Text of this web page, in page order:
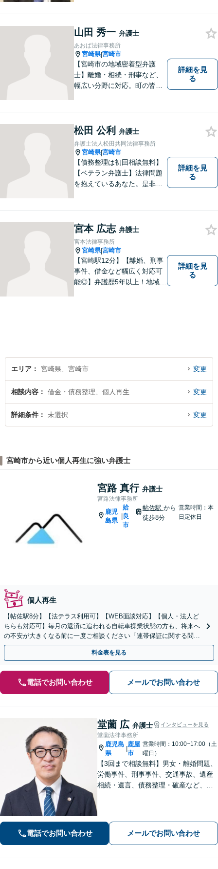
山田 秀一 弁護士
あおば法律事務所
宮崎県|宮崎市
【宮崎市の地域密着型弁護
士】離婚・相続・刑事など、
幅広い分野に対応。町の皆様
ださい。きっと道が開けま
す。
詳細を見
る
松田 公利 弁護士
弁護士法人松田共同法律事務所
宮崎県|宮崎市
【債務整理は初回相談無料】
【ベテラン弁護士】法律問題
を抱えているあなた。是非一
詳細を見
る
宮本 広志 弁護士
宮本法律事務所
宮崎県|宮崎市
【宮崎駅12分】【離婚、刑事
事件、借金など幅広く対応可
能◎】弁護歴5年以上！地域に
詳細を見
る
エリア 宮崎県、宮崎市 変更
相談内容 借金・債務整理、個人再生 変更
詳細条件 未選択 変更
宮崎市から近い個人再生に強い弁護士
宮路 真行 弁護士
宮路法律事務所
鹿児
島県
姶
良
市
帖佐駅 から
徒歩8分
営業時間：本
日定休日
個人再生
【帖佐駅8分】【法テラス利用可】【WEB面談対応】【個人・法人ど
ちらも対応可】毎月の返済に追われる自転車操業状態の方も、将来へ
の不安が大きくなる前に一度ご相談ください「連帯保証に関する問題
も状況に応じ適切に対応」【休日・夜間相談可】
料金表を見る
電話でお問い合わせ メールでお問い合わせ
堂薗 広 弁護士 インタビューを見る
堂薗法律事務所
鹿児島
県
鹿屋
市
営業時間：10:00~17:00（土
曜日）
【3回まで相談無料】男女・離婚問題、
労働事件、刑事事件、交通事故、遺産
相続・遺言、債務整理・破産など、幅
ご相談ください。
電話でお問い合わせ メールでお問い合わせ